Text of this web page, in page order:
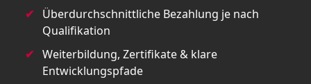
Überdurchschnittliche Bezahlung je nach
Qualifikation
Weiterbildung, Zertifikate & klare
Entwicklungspfade